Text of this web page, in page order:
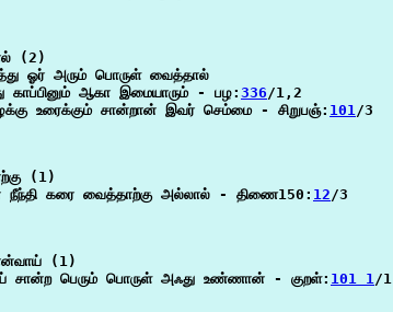
(2)
ஓர் அரும் பொருள் வைத்தால்
காப்பினும் ஆகா இமையாரும் - பழ:
336/1,2
உரைக்கும் சான்றான் இவர் செம்மை - சிறுபஞ்: 101/3
(1)
நீந்தி கரை வைத்தாற்கு அல்லால் - திணை150: 12/3
(1)
சான்ற பெரும் பொருள் அஃது உண்ணான் - குறள்: 101 1/1